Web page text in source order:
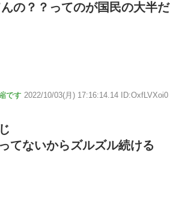
の？？ってのが国民の大半だ
です 2022/10/03(月) 17:16:14.14 ID:OxfLVXoi0
てないからズルズル続ける